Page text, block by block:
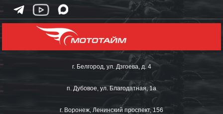
г. Белгород, ул. Дзгоева, д. 4
п. Дубовое, ул. Благодатная, 1а
г. Воронеж, Ленинский проспект, 156